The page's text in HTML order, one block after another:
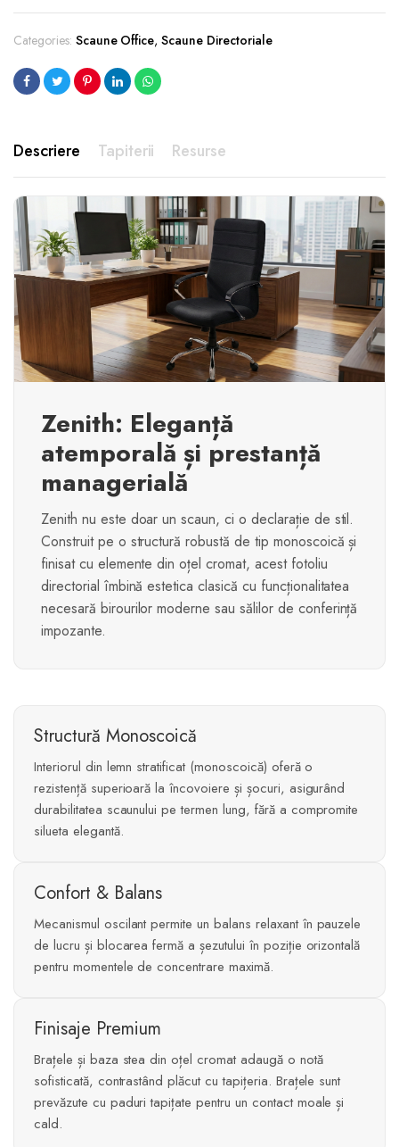
Categories: Scaune Office,Scaune Directoriale
Tapiterii Resurse
Descriere
Zenith: Eleganță
atemporală și prestanță
managerială
Zenith nu este doar un scaun, ci o declarație de stil.
Construit pe o structură robustă de tip monoscoică și
finisat cu elemente din oțel cromat, acest fotoliu
directorial îmbină estetica clasică cu funcționalitatea
necesară birourilor moderne sau sălilor de conferință
impozante.
Structură Monoscoică
Interiorul din lemn stratificat (monoscoică) oferă o
rezistență superioară la încovoiere și șocuri, asigurând
durabilitatea scaunului pe termen lung, fără a compromite
silueta elegantă.
Confort & Balans
Mecanismul oscilant permite un balans relaxant în pauzele
de lucru și blocarea fermă a șezutului în poziție orizontală
pentru momentele de concentrare maximă.
Finisaje Premium
Brațele și baza stea din oțel cromat adaugă o notă
sofisticată, contrastând plăcut cu tapițeria. Brațele sunt
prevăzute cu paduri tapițate pentru un contact moale și
cald.